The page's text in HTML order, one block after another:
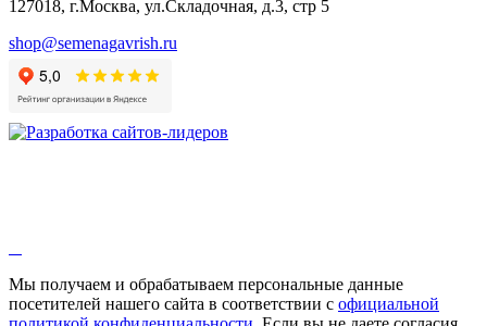
Валериана
Валерианелла
Гибискус лекарственный
Девясил
Душица
Змееголовник
Мыльнянка
Мята
127018, г.Москва, ул.Складочная, д.3, стр 5
shop@semenagavrish.ru
Мы получаем и обрабатываем персональные данные
посетителей нашего сайта в соответствии с официальной